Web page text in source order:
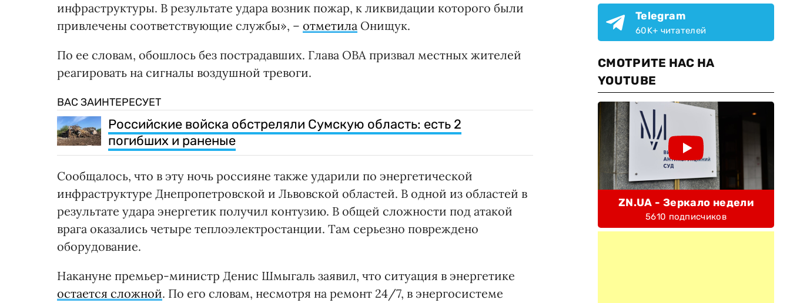
инфраструктуры. В результате удара возник пожар, к ликвидации которого были
привлечены соответствующие службы», – отметила Онищук.
По ее словам, обошлось без пострадавших. Глава ОВА призвал местных жителей
реагировать на сигналы воздушной тревоги.
ВАС ЗАИНТЕРЕСУЕТ
Российские войска обстреляли Сумскую область: есть 2
погибших и раненые
Сообщалось, что в эту ночь россияне также ударили по энергетической
инфраструктуре Днепропетровской и Львовской областей. В одной из областей в
результате удара энергетик получил контузию. В общей сложности под атакой
врага оказались четыре теплоэлектростанции. Там серьезно повреждено
оборудование.
Накануне премьер-министр Денис Шмыгаль заявил, что ситуация в энергетике
остается сложной. По его словам, несмотря на ремонт 24/7, в энергосистеме
Telegram
60K+ читателей
СМОТРИТЕ НАС НА
YOUTUBE
ZN.UA - Зеркало недели
5610 подписчиков